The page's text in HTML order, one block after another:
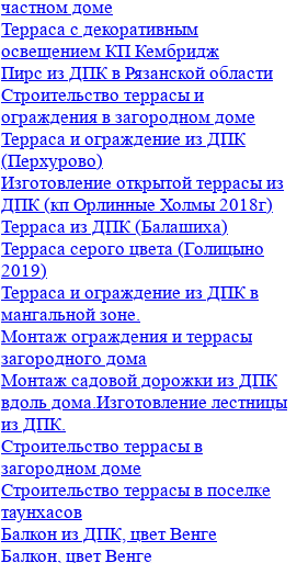
частном доме
Терраса с декоративным
освещением КП Кембридж
Пирс из ДПК в Рязанской области
Строительство террасы и
ограждения в загородном доме
Терраса и ограждение из ДПК
(Перхурово)
Изготовление открытой террасы из
ДПК (кп Орлинные Холмы 2018г)
Терраса из ДПК (Балашиха)
Терраса серого цвета (Голицыно
2019)
Терраса и ограждение из ДПК в
мангальной зоне.
Монтаж ограждения и террасы
загородного дома
Монтаж садовой дорожки из ДПК
вдоль дома.Изготовление лестницы
из ДПК.
Строительство террасы в
загородном доме
Строительство террасы в поселке
таунхасов
Балкон из ДПК, цвет Венге
Балкон, цвет Венге